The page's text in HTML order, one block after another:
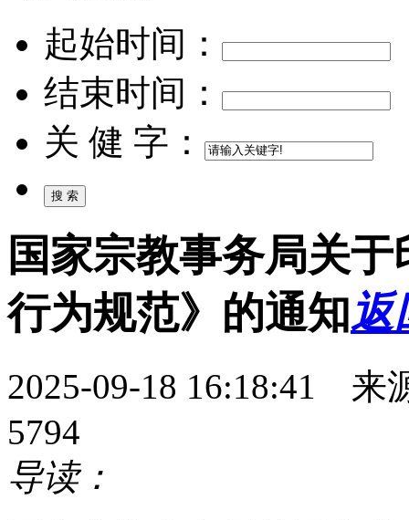
起始时间：
结束时间：
关 健 字：
国家宗教事务局关
行为规范》的通知返
2025-09-18 16:18:41
5794
导读：